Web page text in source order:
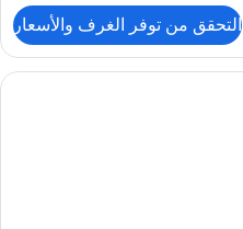
التحقق من توفر الغرف والأسعار